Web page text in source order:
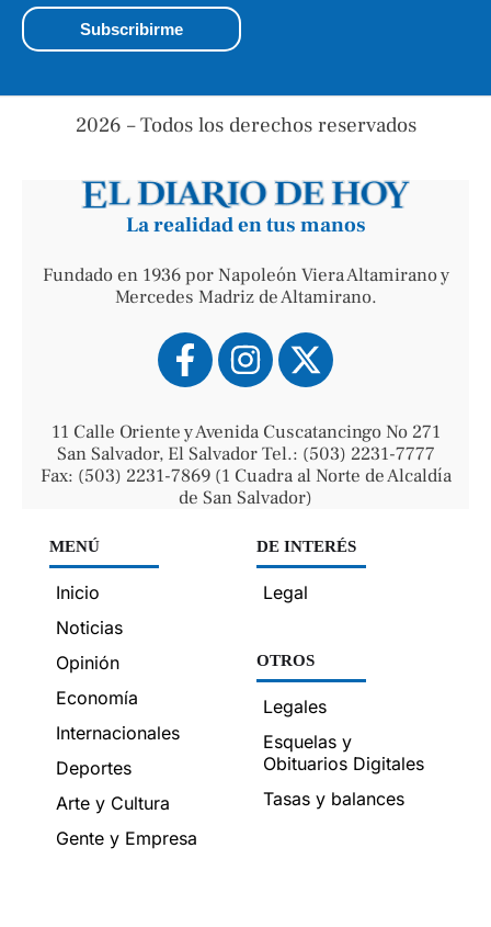
2026 – Todos los derechos reservados
La realidad en tus manos
Fundado en 1936 por Napoleón Viera Altamirano y
Mercedes Madriz de Altamirano.
11 Calle Oriente y Avenida Cuscatancingo No 271
San Salvador, El Salvador Tel.: (503) 2231-7777
Fax: (503) 2231-7869 (1 Cuadra al Norte de Alcaldía
de San Salvador)
MENÚ
Inicio
Noticias
Opinión
Economía
Internacionales
Deportes
Arte y Cultura
Gente y Empresa
DE INTERÉS
Legal
OTROS
Legales
Esquelas y
Obituarios Digitales
Tasas y balances